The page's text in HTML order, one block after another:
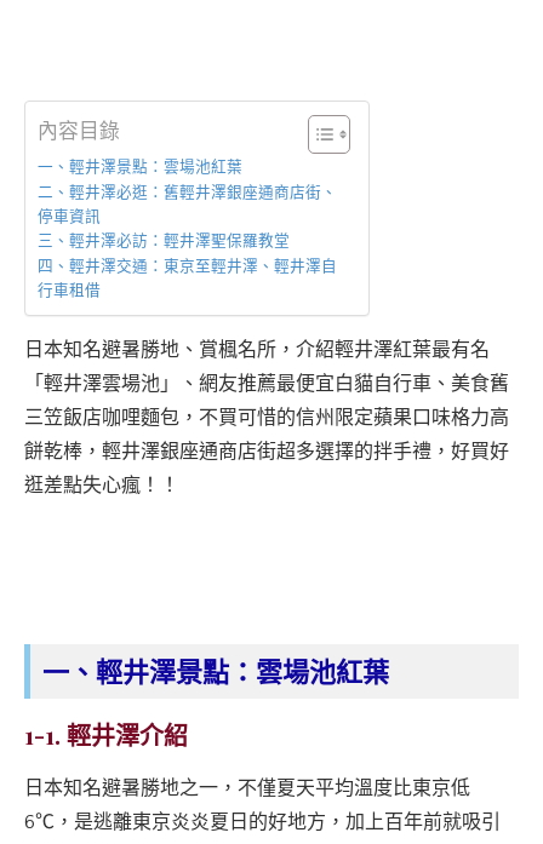
內容目錄
一、輕井澤景點：雲場池紅葉
二、輕井澤必逛：舊輕井澤銀座通商店街、
停車資訊
三、輕井澤必訪：輕井澤聖保羅教堂
四、輕井澤交通：東京至輕井澤、輕井澤自
行車租借
日本知名避暑勝地、賞楓名所，介紹輕井澤紅葉最有名
「輕井澤雲場池」、網友推薦最便宜白貓自行車、美食舊
三笠飯店咖哩麵包，不買可惜的信州限定蘋果口味格力高
餅乾棒，輕井澤銀座通商店街超多選擇的拌手禮，好買好
逛差點失心瘋！！
一、輕井澤景點：雲場池紅葉
1-1. 輕井澤介紹
日本知名避暑勝地之一，不僅夏天平均溫度比東京低
6℃，是逃離東京炎炎夏日的好地方，加上百年前就吸引